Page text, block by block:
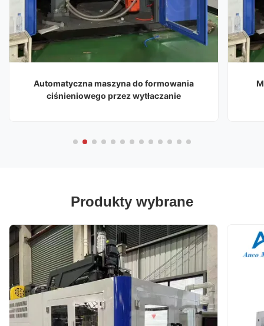
Automatyczna maszyna do formowania
ciśnieniowego przez wytłaczanie
Produkty wybrane